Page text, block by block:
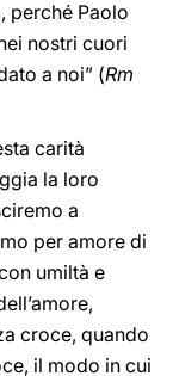
perché Paolo
nostri cuori
a noi” (Rm
carità
la loro
a
per amore di
umiltà e
croce, quando
il modo in cui